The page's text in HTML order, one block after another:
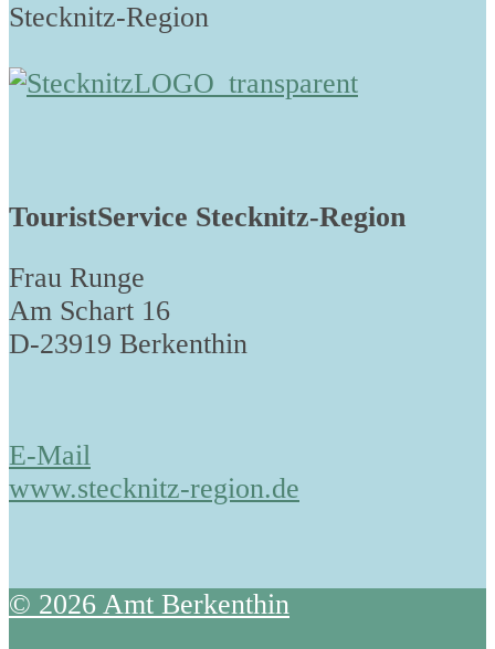
Stecknitz-Region
TouristService Stecknitz-Region
Frau Runge
Am Schart 16
D-23919 Berkenthin
E-Mail
www.stecknitz-region.de
© 2026 Amt Berkenthin